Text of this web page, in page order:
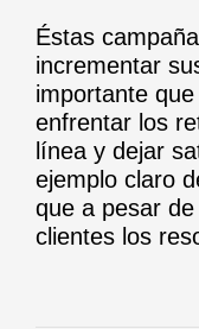
Éstas
incrementar
importante
enfrentar los
línea y dejar
ejemplo claro
que a pesar
clientes los